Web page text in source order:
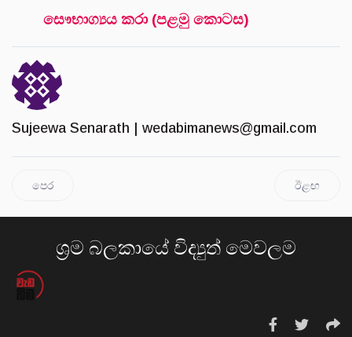
සෞභාග්‍යය කරා (පළමු කොටස)
Sujeewa Senarath | wedabimanews@gmail.com
පෙර ඊළඟ
ශ්‍රම බලකායේ විද්‍යුත් මෙවලම